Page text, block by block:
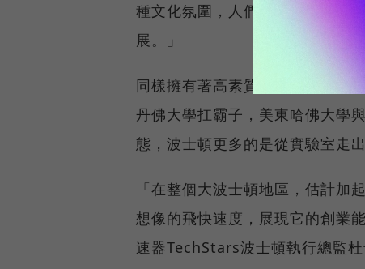
種文化氛圍，人們並不專心於做
展。」
同樣擁有著高素質人才的美東波
丹佛大學扛霸子，美東哈佛大學
態，波士頓更多的是從實驗室走出
「在整個大波士頓地區，估計加
想像的飛快速度，展現它的創業
速器TechStars波士頓執行總監